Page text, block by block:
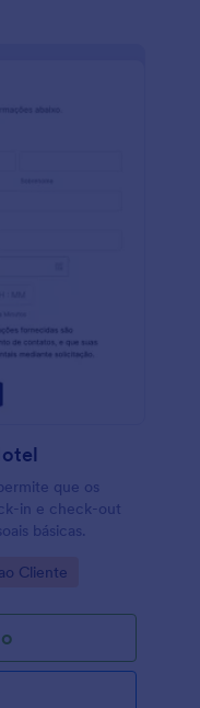
que os
in e check-out
básicas.
Cliente